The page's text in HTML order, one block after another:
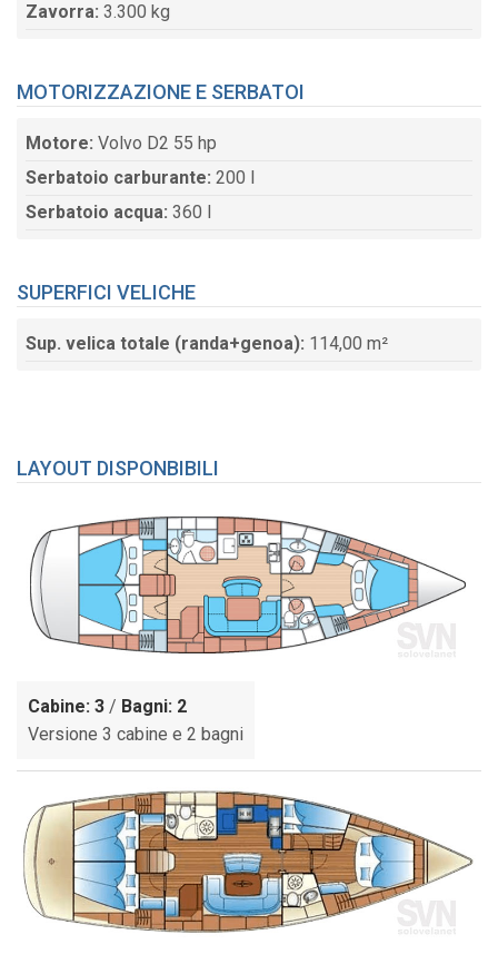
Zavorra: 3.300 kg
MOTORIZZAZIONE E SERBATOI
Motore: Volvo D2 55 hp
Serbatoio carburante: 200 l
Serbatoio acqua: 360 l
SUPERFICI VELICHE
Sup. velica totale (randa+genoa): 114,00 m²
LAYOUT DISPONBIBILI
Cabine: 3 / Bagni: 2
Versione 3 cabine e 2 bagni